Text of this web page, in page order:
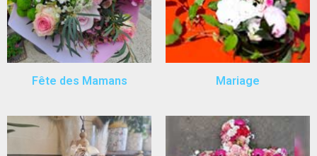
Fête des Mamans Mariage